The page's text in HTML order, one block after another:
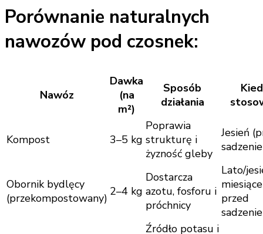
Porównanie naturalnych
nawozów pod czosnek:
Nawóz
Dawka
(na
m²)
Sposób
działania
Kompost 3–5 kg
Poprawia
strukturę i
żyzność gleby
Jesień
Obornik bydlęcy
(przekompostowany) 2–4 kg
Dostarcza
azotu, fosforu i
próchnicy
Lato/
miesiące
przed
Źródło potasu i